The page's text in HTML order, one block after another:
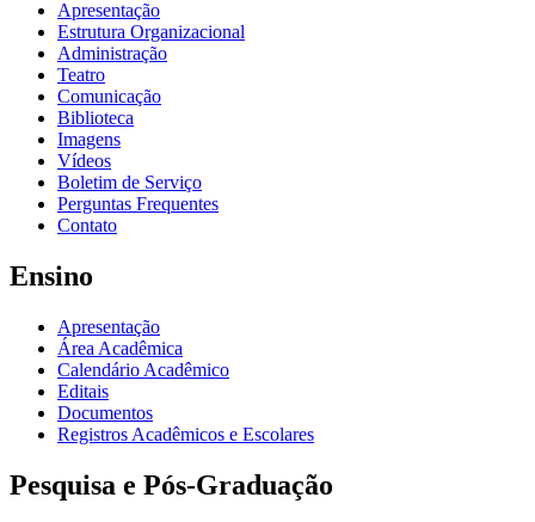
Apresentação
Estrutura Organizacional
Administração
Teatro
Comunicação
Biblioteca
Imagens
Vídeos
Boletim de Serviço
Perguntas Frequentes
Contato
Ensino
Apresentação
Área Acadêmica
Calendário Acadêmico
Editais
Documentos
Registros Acadêmicos e Escolares
Pesquisa e Pós-Graduação